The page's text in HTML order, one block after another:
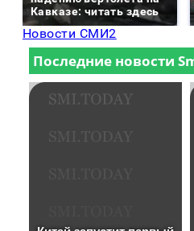
Кавказе: читать здесь
Новости СМИ2